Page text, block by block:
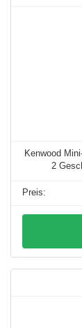
Kenwood
2